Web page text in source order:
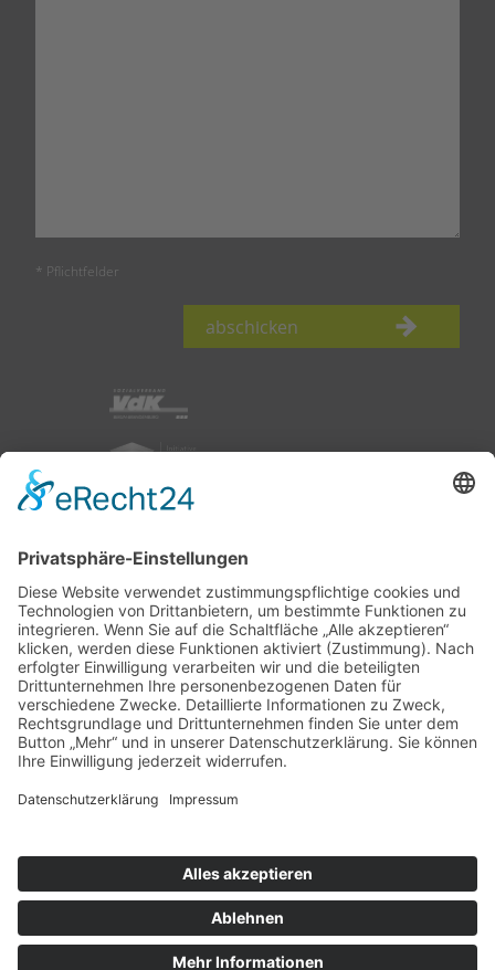
* Pflichtfelder
abschicken
nach oben
Impressum|Datenschutz
Ihnen gefällt, was Sie lesen?
Dann teilen Sie es mit anderen!
X